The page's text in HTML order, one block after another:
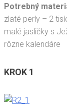
Potrebný
zlaté perly – 2
malé jasličky s
rôzne kalendáre
KROK 1